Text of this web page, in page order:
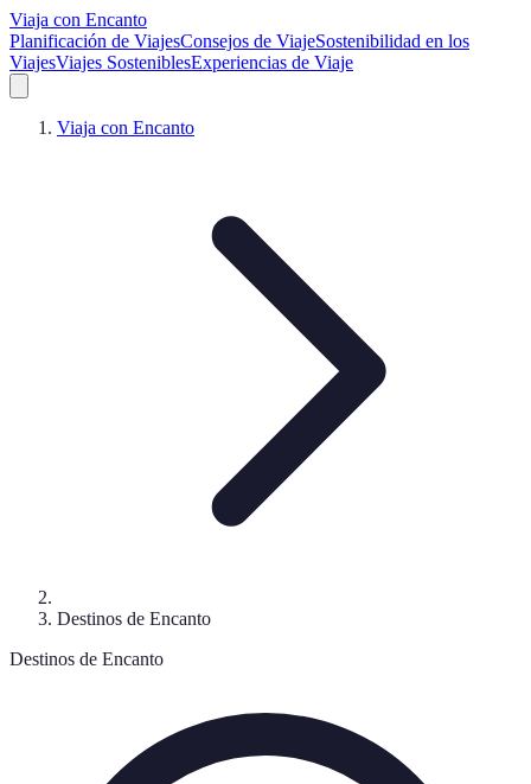
Viaja con Encanto
Planificación de ViajesConsejos de ViajeSostenibilidad en los
ViajesViajes SosteniblesExperiencias de Viaje
Viaja con Encanto
Destinos de Encanto
Destinos de Encanto